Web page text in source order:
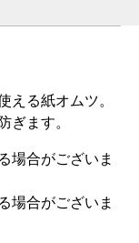
える紙オムツ。
ぎます。
場合がございま
場合がございま